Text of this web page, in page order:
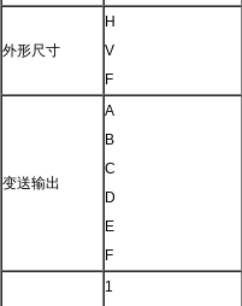
外形尺寸
H
V
F
变送输出
A
B
C
D
E
F
1